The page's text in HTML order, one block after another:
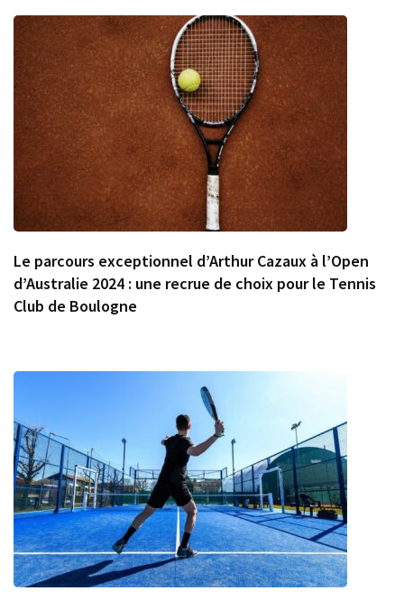
Le parcours exceptionnel d’Arthur Cazaux à l’Open
d’Australie 2024 : une recrue de choix pour le Tennis
Club de Boulogne